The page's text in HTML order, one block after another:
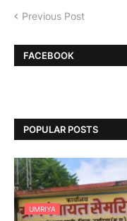
Previous Post
FACEBOOK
POPULAR POSTS
UMRIYA